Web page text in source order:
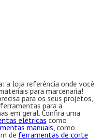
a loja referência onde você
para marcenaria!
para os seus projetos,
para a
em geral. Confira uma
elétricas como
manuais, como
de ferramentas de corte